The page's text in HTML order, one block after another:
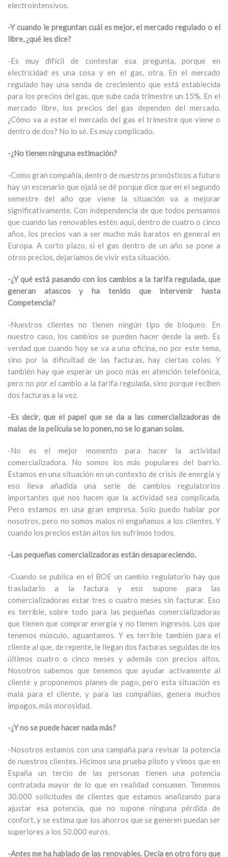
electrointensivos.
-Y cuando le preguntan cuál es mejor, el mercado regulado o el
libre, ¿qué les dice?
-Es muy difícil de contestar esa pregunta, porque en
electricidad es una cosa y en el gas, otra. En el mercado
regulado hay una senda de crecimiento que está establecida
para los precios del gas, que sube cada trimestre un 15%. En el
mercado libre, los precios del gas dependen del mercado.
¿Cómo va a estar el mercado del gas el trimestre que viene o
dentro de dos? No lo sé. Es muy complicado.
-¿No tienen ninguna estimación?
-Como gran compañía, dentro de nuestros pronósticos a futuro
hay un escenario que ojalá se dé porque dice que en el segundo
semestre del año que viene la situación va a mejorar
significativamente. Con independencia de que todos pensamos
que cuando las renovables estén aquí, dentro de cuatro o cinco
años, los precios van a ser mucho más baratos en general en
Europa. A corto plazo, si el gas dentro de un año se pone a
otros precios, dejaríamos de vivir esta situación.
-¿Y qué está pasando con los cambios a la tarifa regulada, que
generan atascos y ha tenido que intervenir hasta
Competencia?
-Nuestros clientes no tienen ningún tipo de bloqueo. En
nuestro caso, los cambios se pueden hacer desde la web. Es
verdad que cuando hoy se va a una oficina, no por este tema,
sino por la dificultad de las facturas, hay ciertas colas. Y
también hay que esperar un poco más en atención telefónica,
pero no por el cambio a la tarifa regulada, sino porque reciben
dos facturas a la vez.
-Es decir, que el papel que se da a las comercializadoras de
malas de la película se lo ponen, no se lo ganan solas.
-No es el mejor momento para hacer la actividad
comercializadora. No somos los más populares del barrio.
Estamos en una situación en un contexto de crisis de energía y
eso lleva añadida una serie de cambios regulatorios
importantes que nos hacen que la actividad sea complicada.
Pero estamos en una gran empresa. Solo puedo hablar por
nosotros, pero no somos malos ni engañamos a los clientes. Y
cuando los precios están altos los sufrimos todos.
-Las pequeñas comercializadoras están desapareciendo.
-Cuando se publica en el BOE un cambio regulatorio hay que
trasladarlo a la factura y eso supone para las
comercializadoras estar tres o cuatro meses sin facturar. Eso
es terrible, sobre todo para las pequeñas comercializadoras
que tienen que comprar energía y no tienen ingresos. Los que
tenemos músculo, aguantamos. Y es terrible también para el
cliente al que, de repente, le llegan dos facturas seguidas de los
últimos cuatro o cinco meses y además con precios altos.
Nosotros sabemos que tenemos que ayudar activamente al
cliente y proponemos planes de pago, pero esta situación es
mala para el cliente, y para las compañías, genera muchos
impagos, más morosidad.
-¿Y no se puede hacer nada más?
-Nosotros estamos con una campaña para revisar la potencia
de nuestros clientes. Hicimos una prueba piloto y vimos que en
España un tercio de las personas tienen una potencia
contratada mayor de lo que en realidad consumen. Tenemos
30.000 solicitudes de clientes que estamos analizando para
ajustar esa potencia, que no supone ninguna pérdida de
confort, y se estima que los ahorros que se generen puedan ser
superiores a los 50.000 euros.
-Antes me ha hablado de las renovables. Decía en otro foro que